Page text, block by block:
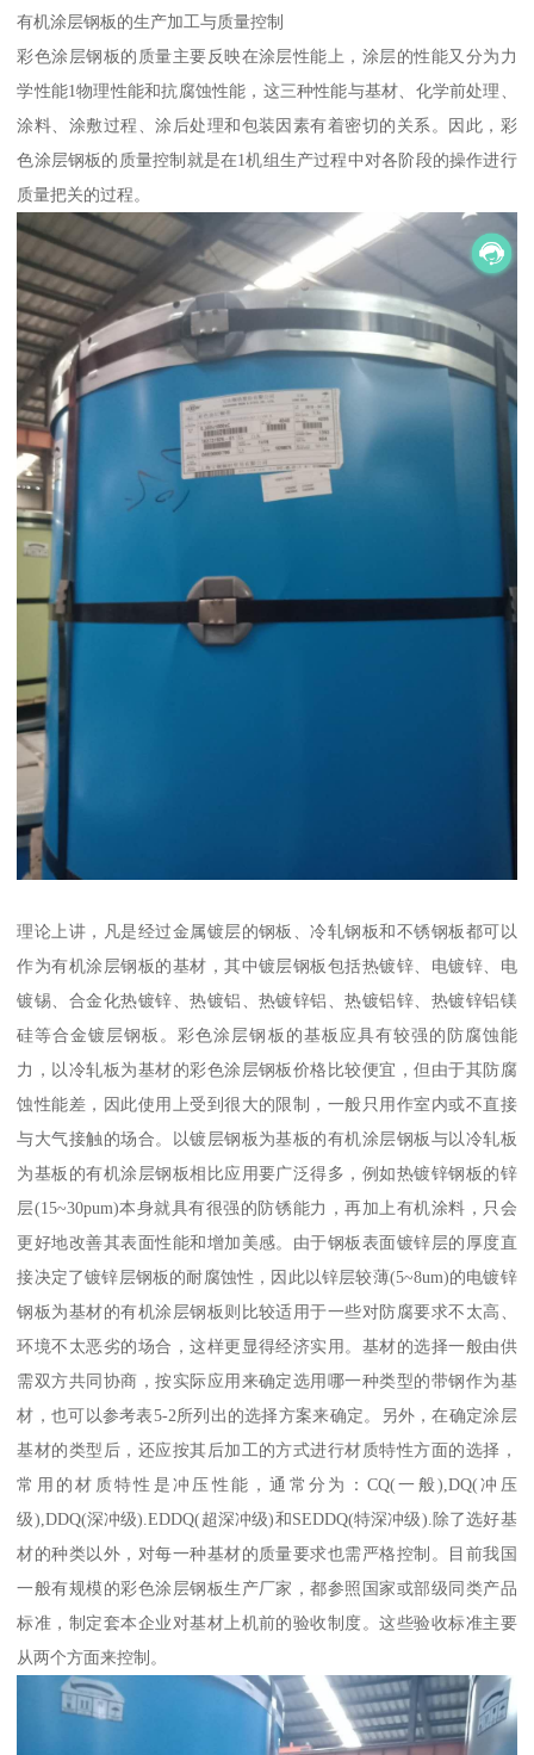
有机涂层钢板的生产加工与质量控制
彩色涂层钢板的质量主要反映在涂层性能上，涂层的性能又分为力
学性能1物理性能和抗腐蚀性能，这三种性能与基材、化学前处理、
涂料、涂敷过程、涂后处理和包装因素有着密切的关系。因此，彩
色涂层钢板的质量控制就是在1机组生产过程中对各阶段的操作进行
质量把关的过程。
理论上讲，凡是经过金属镀层的钢板、冷轧钢板和不锈钢板都可以
作为有机涂层钢板的基材，其中镀层钢板包括热镀锌、电镀锌、电
镀锡、合金化热镀锌、热镀铝、热镀锌铝、热镀铝锌、热镀锌铝镁
硅等合金镀层钢板。彩色涂层钢板的基板应具有较强的防腐蚀能
力，以冷轧板为基材的彩色涂层钢板价格比较便宜，但由于其防腐
蚀性能差，因此使用上受到很大的限制，一般只用作室内或不直接
与大气接触的场合。以镀层钢板为基板的有机涂层钢板与以冷轧板
为基板的有机涂层钢板相比应用要广泛得多，例如热镀锌钢板的锌
层(15~30pum)本身就具有很强的防锈能力，再加上有机涂料，只会
更好地改善其表面性能和增加美感。由于钢板表面镀锌层的厚度直
接决定了镀锌层钢板的耐腐蚀性，因此以锌层较薄(5~8um)的电镀锌
钢板为基材的有机涂层钢板则比较适用于一些对防腐要求不太高、
环境不太恶劣的场合，这样更显得经济实用。基材的选择一般由供
需双方共同协商，按实际应用来确定选用哪一种类型的带钢作为基
材，也可以参考表5-2所列出的选择方案来确定。另外，在确定涂层
基材的类型后，还应按其后加工的方式进行材质特性方面的选择，
常用的材质特性是冲压性能，通常分为：CQ(一般),DQ(冲压
级),DDQ(深冲级).EDDQ(超深冲级)和SEDDQ(特深冲级).除了选好基
材的种类以外，对每一种基材的质量要求也需严格控制。目前我国
一般有规模的彩色涂层钢板生产厂家，都参照国家或部级同类产品
标准，制定套本企业对基材上机前的验收制度。这些验收标准主要
从两个方面来控制。